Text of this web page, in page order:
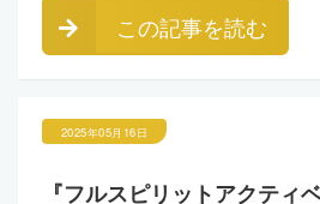
この記事を読む
2025年05月16日
『フルスピリットアクティ